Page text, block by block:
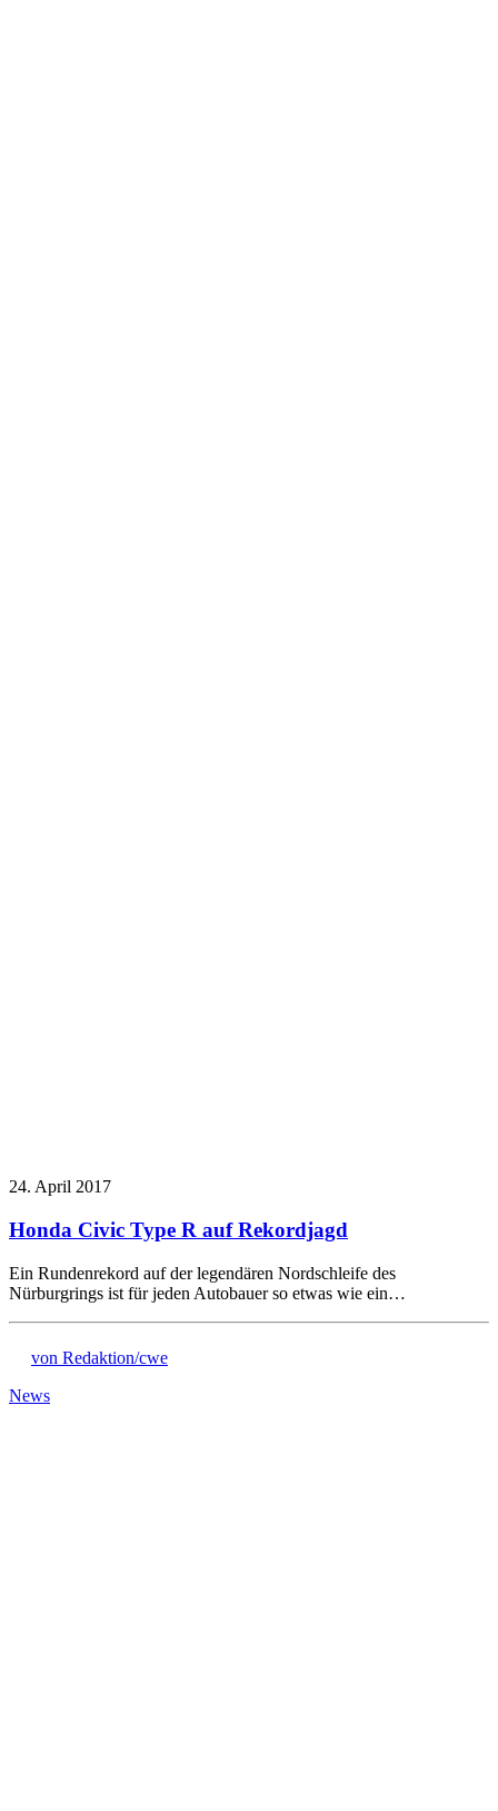
24. April 2017
Honda Civic Type R auf Rekordjagd
Ein Rundenrekord auf der legendären Nordschleife des
Nürburgrings ist für jeden Autobauer so etwas wie ein…
von Redaktion/cwe
News